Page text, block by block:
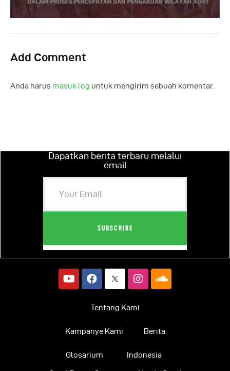
Add Comment
Anda harus masuk log untuk mengirim sebuah komentar.
Dapatkan berita terbaru melalui
email
Tentang Kami
Kampanye Kami Berita
Glosarium Indonesia